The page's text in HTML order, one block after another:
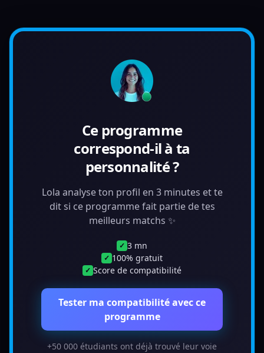
Ce programme
correspond-il à ta
personnalité ?
Lola analyse ton profil en 3 minutes et te
dit si ce programme fait partie de tes
meilleurs matchs ✨
✓ 3 mn
✓ 100% gratuit
✓ Score de compatibilité
Tester ma compatibilité avec ce
programme
+50 000 étudiants ont déjà trouvé leur voie